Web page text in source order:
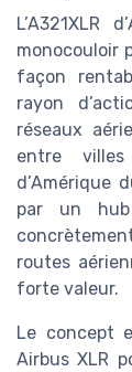
monocouloir
façon
rayon
réseaux
entre
d’Amérique
par un hub
routes
forte valeur.
Le concept
Airbus XLR